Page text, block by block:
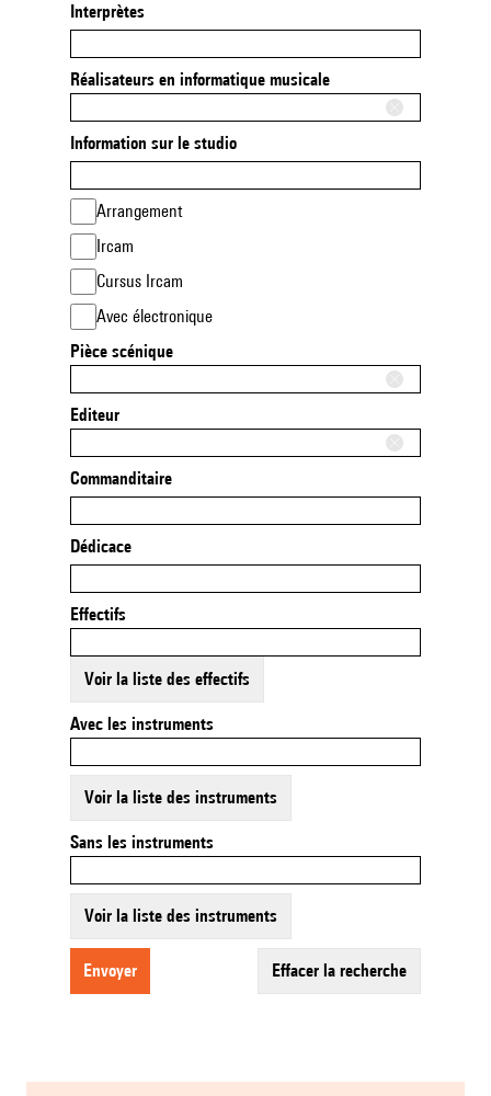
Interprètes
Réalisateurs en informatique musicale
Information sur le studio
Arrangement
Ircam
Cursus Ircam
Avec électronique
Pièce scénique
Editeur
Commanditaire
Dédicace
Effectifs
Voir la liste des effectifs
Avec les instruments
Voir la liste des instruments
Sans les instruments
Voir la liste des instruments
envoyer effacer la recherche